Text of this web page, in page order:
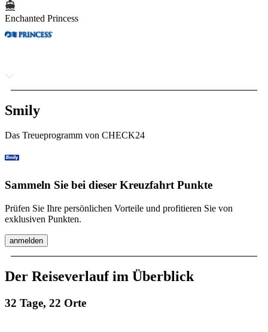
Enchanted Princess
Smily
Das Treueprogramm von CHECK24
Sammeln Sie bei dieser Kreuzfahrt Punkte
Prüfen Sie Ihre persönlichen Vorteile und profitieren Sie von
exklusiven Punkten.
anmelden
Der Reiseverlauf im Überblick
32 Tage, 22 Orte